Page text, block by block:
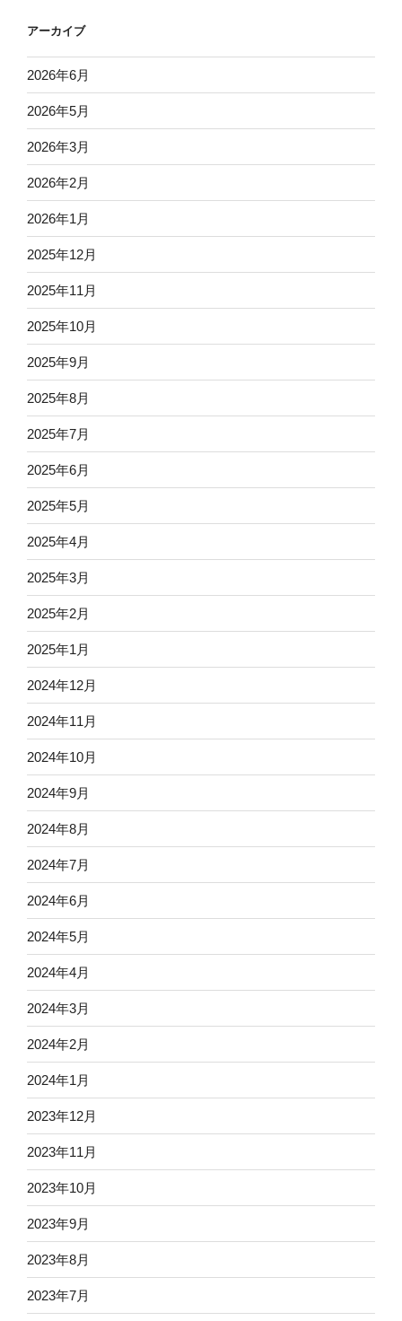
アーカイブ
2026年6月
2026年5月
2026年3月
2026年2月
2026年1月
2025年12月
2025年11月
2025年10月
2025年9月
2025年8月
2025年7月
2025年6月
2025年5月
2025年4月
2025年3月
2025年2月
2025年1月
2024年12月
2024年11月
2024年10月
2024年9月
2024年8月
2024年7月
2024年6月
2024年5月
2024年4月
2024年3月
2024年2月
2024年1月
2023年12月
2023年11月
2023年10月
2023年9月
2023年8月
2023年7月